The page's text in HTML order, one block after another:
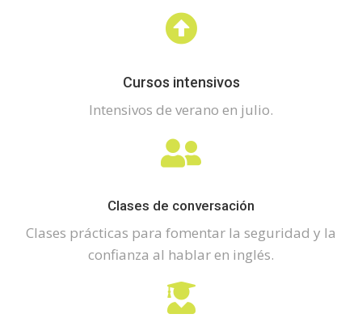
Cursos intensivos
Intensivos de verano en julio.
Clases de conversación
Clases prácticas para fomentar la seguridad y la
confianza al hablar en inglés.